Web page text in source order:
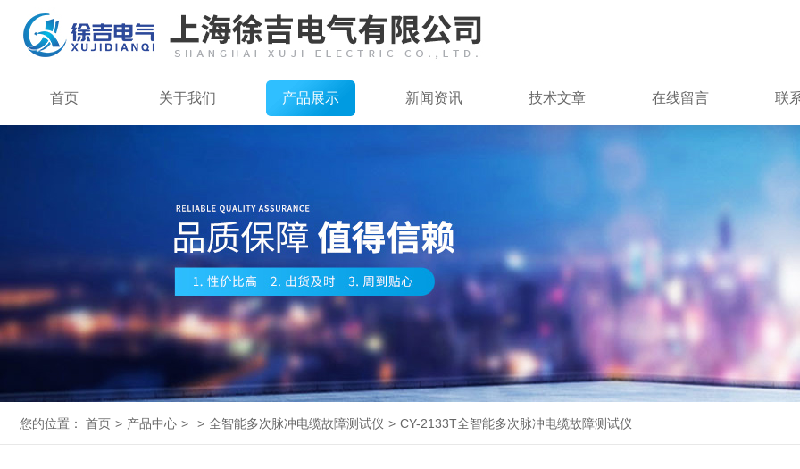
首页 关于我们 产品展示 新闻资讯 技术文章 在线留言 联
您的位置： 首页 > 产品中心 > > 全智能多次脉冲电缆故障测试仪 > CY-2133T全智能多次脉冲电缆故障测试仪